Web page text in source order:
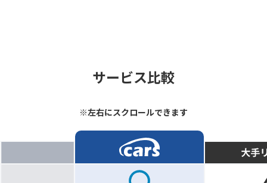
サービス比較
※左右にスクロールできます